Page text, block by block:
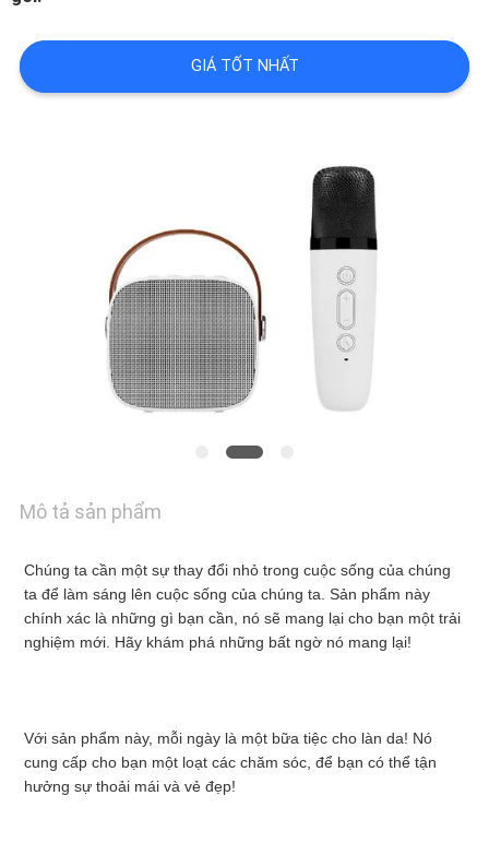
TÔI
CHẤT
LIÊN
VỚI
CHÚNG
GIÁ TỐT NHẤT
Mô tả sản phẩm
Chúng ta cần một sự thay đổi nhỏ trong cuộc sống của chúng
ta để làm sáng lên cuộc sống của chúng ta. Sản phẩm này
chính xác là những gì bạn cần, nó sẽ mang lại cho bạn một trải
nghiệm mới. Hãy khám phá những bất ngờ nó mang lại!
Với sản phẩm này, mỗi ngày là một bữa tiệc cho làn da! Nó
cung cấp cho bạn một loạt các chăm sóc, để bạn có thể tận
hưởng sự thoải mái và vẻ đẹp!